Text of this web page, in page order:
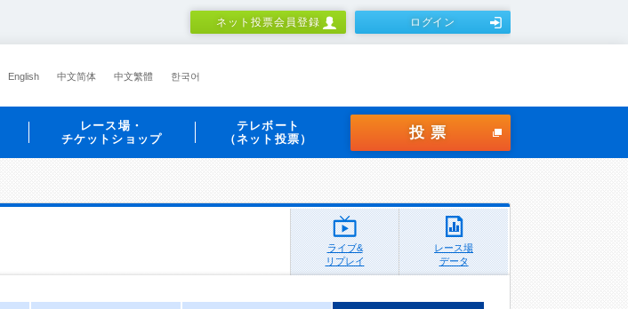
ネット投票会員登録 ログイン
English 中文简体 中文繁體 한국어
レース場・
チケットショップ
テレボート
（ネット投票）
投票
ライブ&
リプレイ
レース場
データ